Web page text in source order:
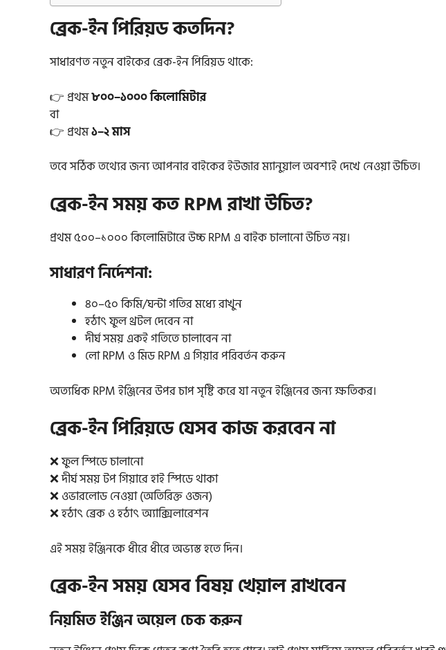
ব্রেক-ইন পিরিয়ড কতদিন?
সাধারণত নতুন বাইকের ব্রেক-ইন পিরিয়ড থাকে:
👉 প্রথম৮০০–১০০০ কিলোমিটার
বা
👉 প্রথম১–২ মাস
তবে সঠিক তথ্যের জন্য আপনার বাইকের ইউজার ম্যানুয়াল অবশ্যই দেখে নেওয়া উচিত।
ব্রেক-ইন সময় কত RPM রাখা উচিত?
প্রথম ৫০০–১০০০ কিলোমিটারে উচ্চ RPM এ বাইক চালানো উচিত নয়।
সাধারণ নির্দেশনা:
৪০–৫০ কিমি/ঘন্টা গতির মধ্যে রাখুন
হঠাৎ ফুল থ্রটল দেবেন না
দীর্ঘ সময় একই গতিতে চালাবেন না
লো RPM ও মিড RPM এ গিয়ার পরিবর্তন করুন
অত্যধিক RPM ইঞ্জিনের উপর চাপ সৃষ্টি করে যা নতুন ইঞ্জিনের জন্য ক্ষতিকর।
ব্রেক-ইন পিরিয়ডে যেসব কাজ করবেন না
❌ ফুল স্পিডে চালানো
❌ দীর্ঘ সময় টপ গিয়ারে হাই স্পিডে থাকা
❌ ওভারলোড নেওয়া (অতিরিক্ত ওজন)
❌ হঠাৎ ব্রেক ও হঠাৎ অ্যাক্সিলারেশন
এই সময় ইঞ্জিনকে ধীরে ধীরে অভ্যস্ত হতে দিন।
ব্রেক-ইন সময় যেসব বিষয় খেয়াল রাখবেন
নিয়মিত ইঞ্জিন অয়েল চেক করুন